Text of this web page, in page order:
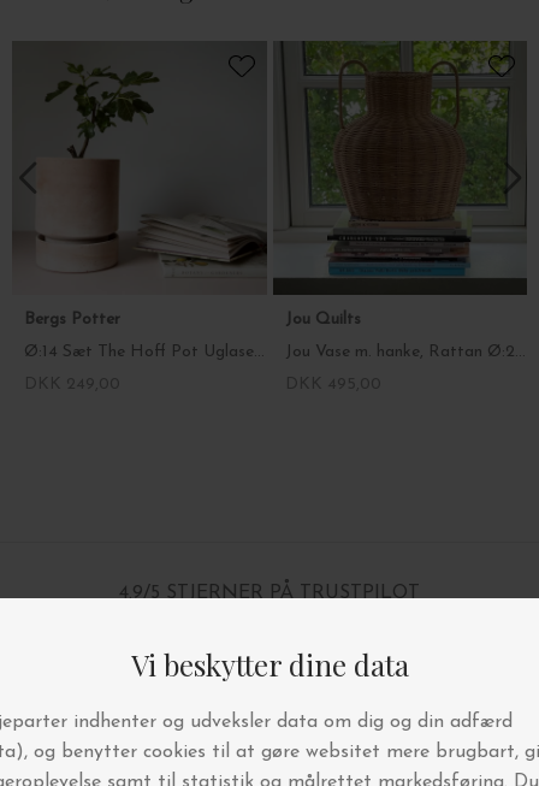
Bergs Potter
Ø:14 Sæt The Hoff Pot Uglaseret, Rosa
Jou Quilts
Jou Vase m. hanke, Rattan Ø:25*30
4.9/5 STJERNER PÅ TRUSTPILOT